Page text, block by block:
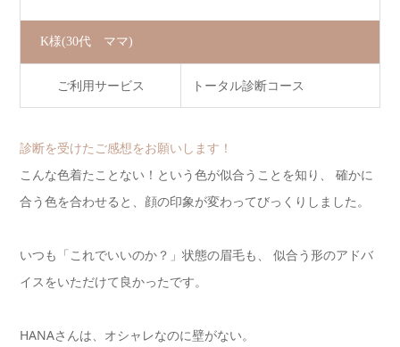
K様(30代 ママ)
ご利用サービス トータル診断コース
診断を受けたご感想をお願いします！
こんな色着たことない！という色が似合うことを知り、 確かに
合う色を合わせると、顔の印象が変わってびっくりしました。
いつも「これでいいのか？」状態の眉毛も、 似合う形のアドバ
イスをいただけて良かったです。
HANAさんは、オシャレなのに壁がない。